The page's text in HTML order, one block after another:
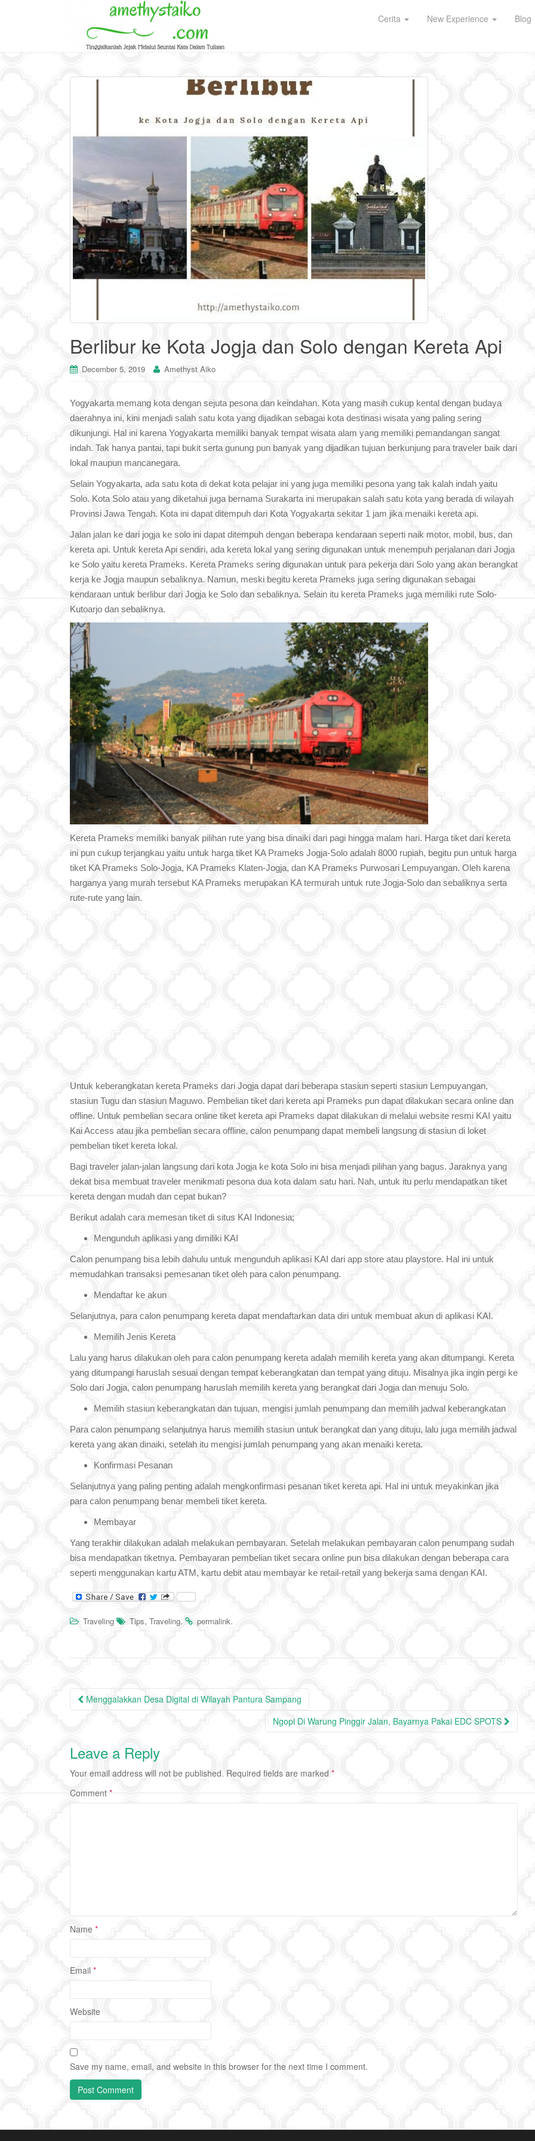
Cerita New Experience Blog
Berlibur ke Kota Jogja dan Solo dengan Kereta Api
December 5, 2019 Amethyst Aiko
Yogyakarta memang kota dengan sejuta pesona dan keindahan. Kota yang masih cukup kental dengan budaya
daerahnya ini, kini menjadi salah satu kota yang dijadikan sebagai kota destinasi wisata yang paling sering
dikunjungi. Hal ini karena Yogyakarta memiliki banyak tempat wisata alam yang memiliki pemandangan sangat
indah. Tak hanya pantai, tapi bukit serta gunung pun banyak yang dijadikan tujuan berkunjung para traveler baik dari
lokal maupun mancanegara.
Selain Yogyakarta, ada satu kota di dekat kota pelajar ini yang juga memiliki pesona yang tak kalah indah yaitu
Solo. Kota Solo atau yang diketahui juga bernama Surakarta ini merupakan salah satu kota yang berada di wilayah
Provinsi Jawa Tengah. Kota ini dapat ditempuh dari Kota Yogyakarta sekitar 1 jam jika menaiki kereta api.
Jalan jalan ke dari jogja ke solo ini dapat ditempuh dengan beberapa kendaraan seperti naik motor, mobil, bus, dan
kereta api. Untuk kereta Api sendiri, ada kereta lokal yang sering digunakan untuk menempuh perjalanan dari Jogja
ke Solo yaitu kereta Prameks. Kereta Prameks sering digunakan untuk para pekerja dari Solo yang akan berangkat
kerja ke Jogja maupun sebaliknya. Namun, meski begitu kereta Prameks juga sering digunakan sebagai
kendaraan untuk berlibur dari Jogja ke Solo dan sebaliknya. Selain itu kereta Prameks juga memiliki rute Solo-
Kutoarjo dan sebaliknya.
Kereta Prameks memiliki banyak pilihan rute yang bisa dinaiki dari pagi hingga malam hari. Harga tiket dari kereta
ini pun cukup terjangkau yaitu untuk harga tiket KA Prameks Jogja-Solo adalah 8000 rupiah, begitu pun untuk harga
tiket KA Prameks Solo-Jogja, KA Prameks Klaten-Jogja, dan KA Prameks Purwosari Lempuyangan. Oleh karena
harganya yang murah tersebut KA Prameks merupakan KA termurah untuk rute Jogja-Solo dan sebaliknya serta
rute-rute yang lain.
Untuk keberangkatan kereta Prameks dari Jogja dapat dari beberapa stasiun seperti stasiun Lempuyangan,
stasiun Tugu dan stasiun Maguwo. Pembelian tiket dari kereta api Prameks pun dapat dilakukan secara online dan
offline. Untuk pembelian secara online tiket kereta api Prameks dapat dilakukan di melalui website resmi KAI yaitu
Kai Access atau jika pembelian secara offline, calon penumpang dapat membeli langsung di stasiun di loket
pembelian tiket kereta lokal.
Bagi traveler jalan-jalan langsung dari kota Jogja ke kota Solo ini bisa menjadi pilihan yang bagus. Jaraknya yang
dekat bisa membuat traveler menikmati pesona dua kota dalam satu hari. Nah, untuk itu perlu mendapatkan tiket
kereta dengan mudah dan cepat bukan?
Berikut adalah cara memesan tiket di situs KAI Indonesia;
Mengunduh aplikasi yang dimiliki KAI
Calon penumpang bisa lebih dahulu untuk mengunduh aplikasi KAI dari app store atau playstore. Hal ini untuk
memudahkan transaksi pemesanan tiket oleh para calon penumpang.
Mendaftar ke akun
Selanjutnya, para calon penumpang kereta dapat mendaftarkan data diri untuk membuat akun di aplikasi KAI.
Memilih Jenis Kereta
Lalu yang harus dilakukan oleh para calon penumpang kereta adalah memilih kereta yang akan ditumpangi. Kereta
yang ditumpangi haruslah sesuai dengan tempat keberangkatan dan tempat yang dituju. Misalnya jika ingin pergi ke
Solo dari Jogja, calon penumpang haruslah memilih kereta yang berangkat dari Jogja dan menuju Solo.
Memilih stasiun keberangkatan dan tujuan, mengisi jumlah penumpang dan memilih jadwal keberangkatan
Para calon penumpang selanjutnya harus memilih stasiun untuk berangkat dan yang dituju, lalu juga memilih jadwal
kereta yang akan dinaiki, setelah itu mengisi jumlah penumpang yang akan menaiki kereta.
Konfirmasi Pesanan
Selanjutnya yang paling penting adalah mengkonfirmasi pesanan tiket kereta api. Hal ini untuk meyakinkan jika
para calon penumpang benar membeli tiket kereta.
Membayar
Yang terakhir dilakukan adalah melakukan pembayaran. Setelah melakukan pembayaran calon penumpang sudah
bisa mendapatkan tiketnya. Pembayaran pembelian tiket secara online pun bisa dilakukan dengan beberapa cara
seperti menggunakan kartu ATM, kartu debit atau membayar ke retail-retail yang bekerja sama dengan KAI.
Traveling Tips, Traveling. permalink.
Post
Menggalakkan Desa Digital di Wilayah Pantura Sampang
Ngopi Di Warung Pinggir Jalan, Bayarnya Pakai EDC SPOTS
Leave a Reply
Your email address will not be published. Required fields are marked *
Comment *
Name *
Email *
Website
Save my name, email, and website in this browser for the next time I comment.